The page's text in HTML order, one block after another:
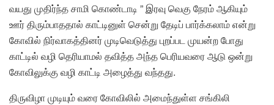
வயது முதிர்ந்த சாமி கொண்டாடி ” இரவு வெகு நேரம் ஆகியும்
ஊர் திரும்பாததால் காட்டினுள் சென்று தேடிப் பார்க்கலாம் என்று
கோவில் நிர்வாகத்தினர் முடிவெடுத்து புறப்பட முயன்ற போது
காட்டில் வழி தெரியாமல் தவித்த அந்த பெரியவரை ஆடு ஒன்று
கோவிலுக்கு வழி காட்டி அழைத்து வந்தது.
திருவிழா முடியும் வரை கோவிலில் அமைந்துள்ள சங்கிலி